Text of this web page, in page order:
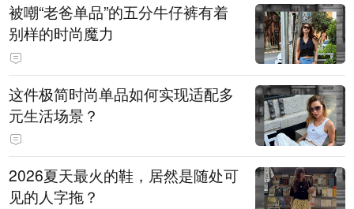
被嘲“老爸单品”的五分牛仔裤有着
别样的时尚魔力
这件极简时尚单品如何实现适配多
元生活场景？
2026夏天最火的鞋，居然是随处可
见的人字拖？